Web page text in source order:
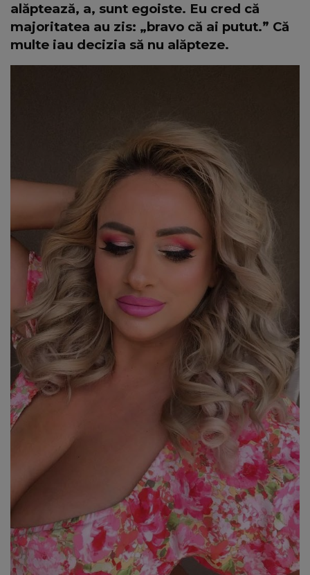
alăptează, a, sunt egoiste. Eu cred că
majoritatea au zis: „bravo că ai putut.” Că
multe iau decizia să nu alăpteze.